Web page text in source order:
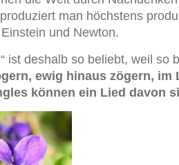
man höchstens
und Newton.
ist deshalb so beliebt, weil so
ewig hinaus zögern, im
können ein Lied davon